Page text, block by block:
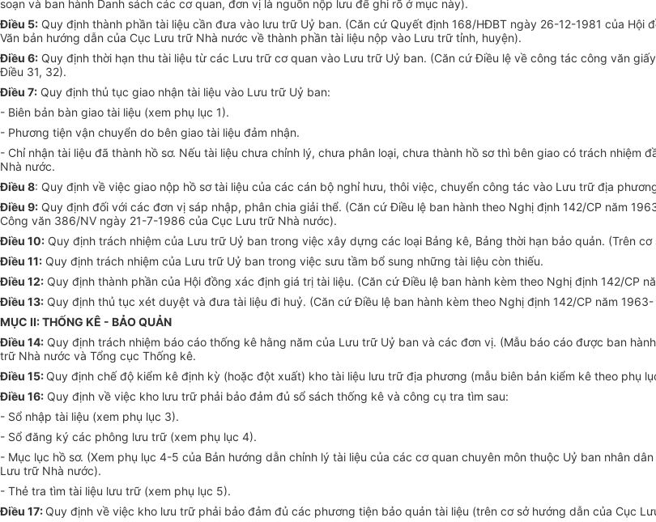
soạn và ban hành Danh sách các cơ quan, đơn vị là nguồn nộp lưu để ghi rõ ở mục này).
Điều 5: Quy định thành phần tài liệu cần đưa vào lưu trữ Uỷ ban. (Căn cứ Quyết định 168/HĐBT ngày 26-12-1981 của
Văn bản hướng dẫn của Cục Lưu trữ Nhà nước về thành phần tài liệu nộp vào Lưu trữ tỉnh, huyện).
Điều 6: Quy định thời hạn thu tài liệu từ các Lưu trữ cơ quan vào Lưu trữ Uỷ ban. (Căn cứ Điều lệ về công tác công văn
Điều 31, 32).
Điều 7: Quy định thủ tục giao nhận tài liệu vào Lưu trữ Uỷ ban:
- Biên bản bàn giao tài liệu (xem phụ lục 1).
- Phương tiện vận chuyển do bên giao tài liệu đảm nhận.
- Chỉ nhận tài liệu đã thành hồ sơ. Nếu tài liệu chưa chỉnh lý, chưa phân loại, chưa thành hồ sơ thì bên giao có trách
Nhà nước.
Điều 8: Quy định về việc giao nộp hồ sơ tài liệu của các cán bộ nghỉ hưu, thôi việc, chuyển công tác vào Lưu trữ địa
Điều 9: Quy định đối với các đơn vị sáp nhập, phân chia giải thể. (Căn cứ Điều lệ ban hành theo Nghị định 142/CP năm
Công văn 386/NV ngày 21-7-1986 của Cục Lưu trữ Nhà nước).
Điều 10: Quy định trách nhiệm của Lưu trữ Uỷ ban trong việc xây dựng các loại Bảng kê, Bảng thời hạn bảo quản. (Trên
Điều 11: Quy định trách nhiệm của Lưu trữ Uỷ ban trong việc sưu tầm bổ sung những tài liệu còn thiếu.
Điều 12: Quy định thành phần của Hội đồng xác định giá trị tài liệu. (Căn cứ Điều lệ ban hành kèm theo Nghị định 142/CP
Điều 13: Quy định thủ tục xét duyệt và đưa tài liệu đi huỷ. (Căn cứ Điều lệ ban hành kèm theo Nghị định 142/CP năm
MỤC II: THỐNG KÊ - BẢO QUẢN
Điều 14: Quy định trách nhiệm báo cáo thống kê hằng năm của Lưu trữ Uỷ ban và các đơn vị. (Mẫu báo cáo được ban
trữ Nhà nước và Tổng cục Thống kê.
Điều 15: Quy định chế độ kiểm kê định kỳ (hoặc đột xuất) kho tài liệu lưu trữ địa phương (mẫu biên bản kiểm kê theo phụ
Điều 16: Quy định về việc kho lưu trữ phải bảo đảm đủ sổ sách thống kê và công cụ tra tìm sau:
- Sổ nhập tài liệu (xem phụ lục 3).
- Sổ đăng ký các phông lưu trữ (xem phụ lục 4).
- Mục lục hồ sơ. (Xem phụ lục 4-5 của Bản hướng dẫn chỉnh lý tài liệu của các cơ quan chuyên môn thuộc Uỷ ban nhân
Lưu trữ Nhà nước).
- Thẻ tra tìm tài liệu lưu trữ (xem phụ lục 5).
Điều 17: Quy định về việc kho lưu trữ phải bảo đảm đủ các phương tiện bảo quản tài liệu (trên cơ sở hướng dẫn của Cục